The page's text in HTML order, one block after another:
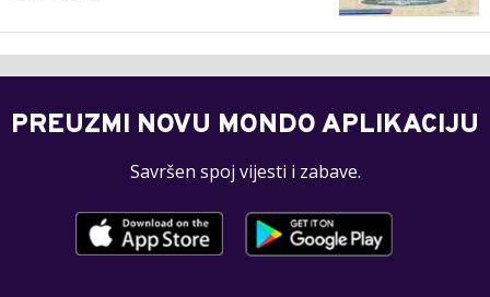
PREUZMI NOVU MONDO APLIKACIJU
Savršen spoj vijesti i zabave.